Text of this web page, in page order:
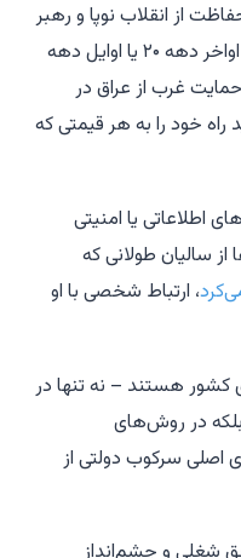
که در سال ۱۹۷۹ برای حفاظت از انقلاب نوپا و رهبر
آن تأسیس شد، این فرماندهان را در اواخر دهه ۲۰ یا اوایل دهه
حمایت غرب از عراق در
راه خود را به هر قیمتی که
اطلاعاتی یا امنیتی
سالیان طولانی که
، ارتباط شخصی با او
کشور هستند – نه تنها در
بلکه در روش‌های
اصلی سرکوب دولتی از